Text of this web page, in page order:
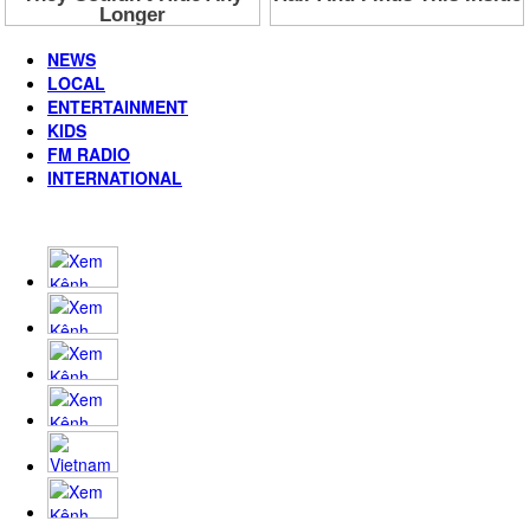
NEWS
LOCAL
ENTERTAINMENT
KIDS
FM RADIO
INTERNATIONAL